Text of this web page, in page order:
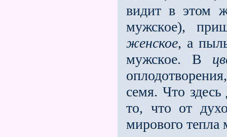
видит в этом
мужское),
женское, а
мужское. В
семя. Что здесь
то, что от
мирового тепла